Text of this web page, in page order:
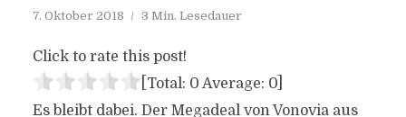
7. Oktober 2018 3 Min. Lesedauer
Click to rate this post!
[Total: 0 Average: 0]
Es bleibt dabei. Der Megadeal von Vonovia aus